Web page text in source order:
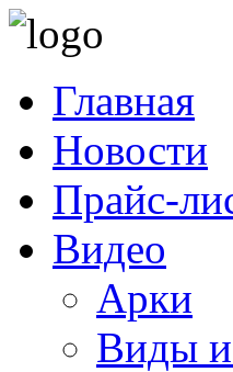
Главная
Новости
Прайс-
Видео
Арки
Виды и